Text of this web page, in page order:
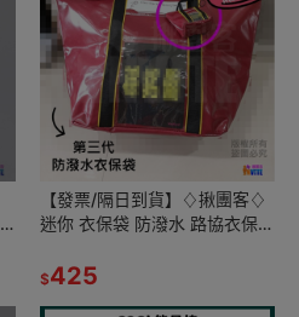
【發票/隔日到貨】♢揪團客♢
迷你 衣保袋 防潑水 路協衣保袋
$425